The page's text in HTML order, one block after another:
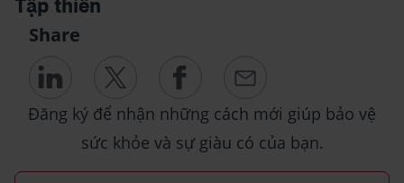
Tập thiền
Share
Đăng ký để nhận những cách mới giúp bảo vệ
sức khỏe và sự giàu có của bạn.